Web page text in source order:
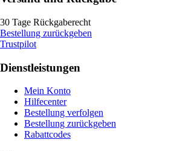
30 Tage Rückgaberecht
Bestellung zurückgeben
Trustpilot
Dienstleistungen
Mein Konto
Hilfecenter
Bestellung verfolgen
Bestellung zurückgeben
Rabattcodes